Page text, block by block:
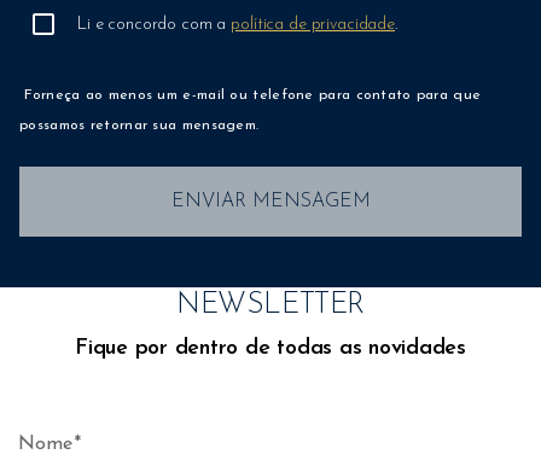
Li e concordo com a política de privacidade.
Forneça ao menos um e-mail ou telefone para contato para que
possamos retornar sua mensagem.
ENVIAR MENSAGEM
NEWSLETTER
Fique por dentro de todas as novidades
Nome